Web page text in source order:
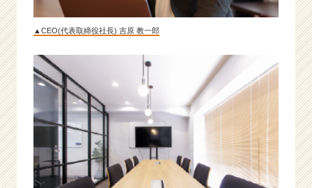
員
家
マ
ー
団！
|
▲CEO(代表取締役社長) 吉原 教一郎